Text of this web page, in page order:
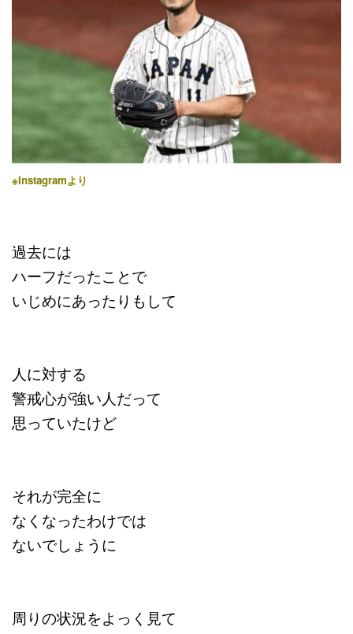
※Instagramより
過去には
ハーフだったことで
いじめにあったりもして
人に対する
警戒心が強い人だって
思っていたけど
それが完全に
なくなったわけでは
ないでしょうに
周りの状況をよっく見て